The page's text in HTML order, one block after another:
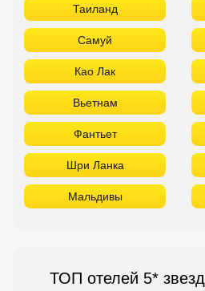
Шри Ланка
Мальдивы
ТОП отелей 5*
Используйте
Турция
Белек